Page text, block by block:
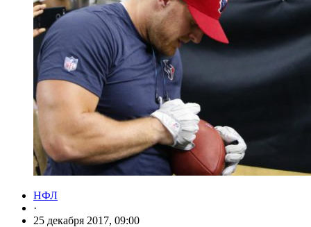
НФЛ
·
25 декабря 2017, 09:00